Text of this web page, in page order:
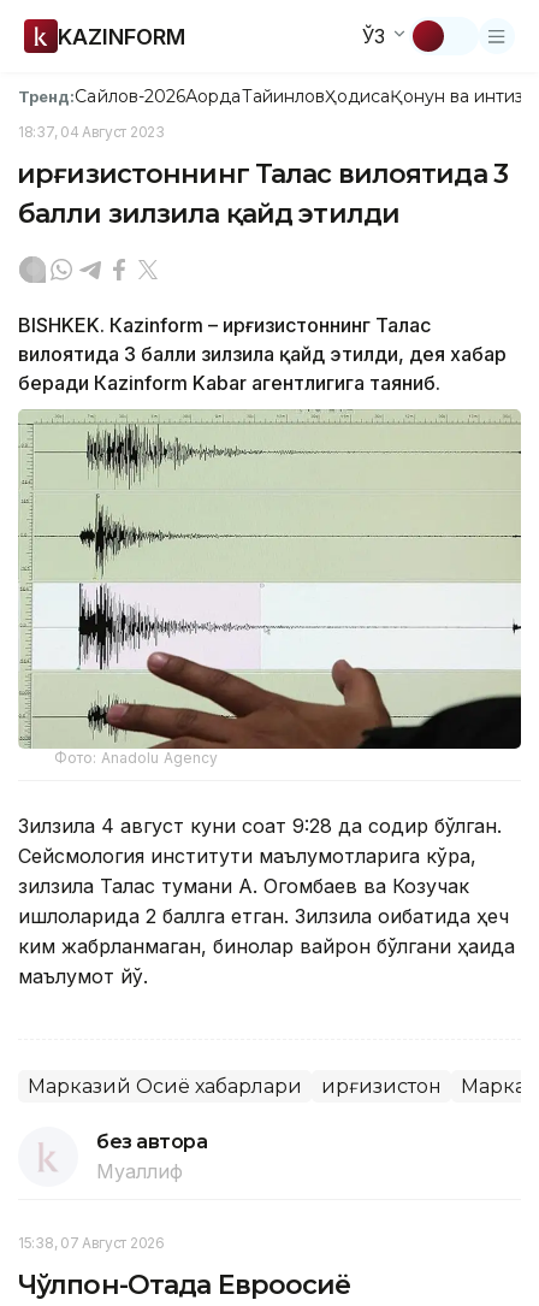
KAZINFORM ЎЗ
Тренд:Сайлов-2026АқордаТайинловҲодисаҚонун ва
18:37, 04 Август 2023
Қирғизистоннинг Талас вилоятида 3
балли зилзила қайд этилди
BISHKEK. Кazinform – Қирғизистоннинг Талас
вилоятида 3 балли зилзила қайд этилди, дея хабар
беради Каzinform Kabar агентлигига таяниб.
Фото: Anadolu Agency
Зилзила 4 август куни соат 9:28 да содир бўлган.
Сейсмология институти маълумотларига кўра,
зилзила Талас тумани А. Огомбаев ва Козучак
қишлоқларида 2 баллга етган. Зилзила оқибатида ҳеч
ким жабрланмаган, бинолар вайрон бўлгани ҳақида
маълумот йўқ.
Марказий Осиё хабарлари Қирғизистон
без автора
Муаллиф
15:38, 07 Август 2026
Чўлпон-Отада Евроосиё